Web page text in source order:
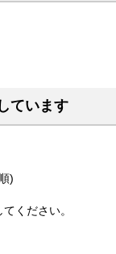
ています
)
ください。